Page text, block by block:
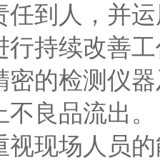
任到人，并
行持续改善
密的检测仪
良品流出。
视现场人员